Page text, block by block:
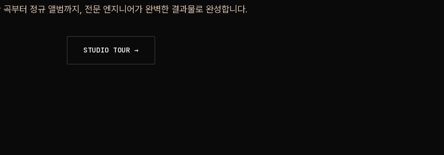
곡부터 정규 앨범까지, 전문 엔지니어가 완벽한 결과물로 완성합니다.
STUDIO TOUR →